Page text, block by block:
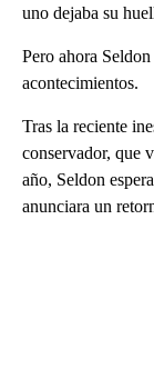
uno dejaba su
Pero ahora
acontecimientos.
Tras la reciente
conservador, que
año, Seldon
anunciara un